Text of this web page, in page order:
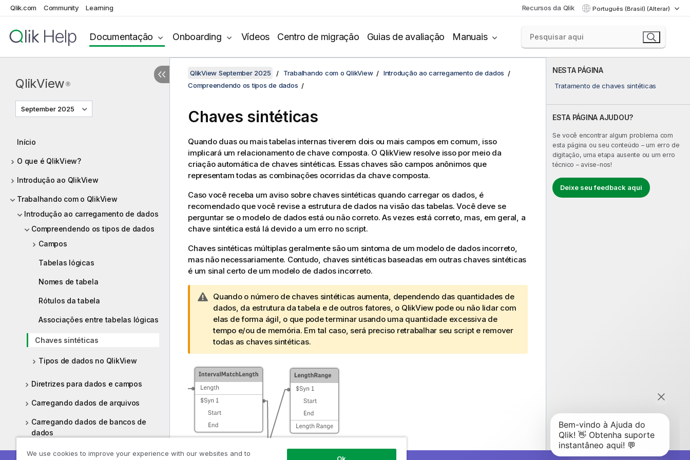
Qlik.com Community Learning Recursos da Qlik Português (Brasil) (Alterar)
Documentação Onboarding Vídeos Centro de migração Guias de avaliação Manuais
QlikView ®
September 2025
Início
O que é QlikView?
Introdução ao QlikView
Trabalhando com o QlikView
Introdução ao carregamento de dados
Compreendendo os tipos de dados
Campos
Tabelas lógicas
Nomes de tabela
Rótulos da tabela
Associações entre tabelas lógicas
Chaves sintéticas
Tipos de dados no QlikView
Diretrizes para dados e campos
Carregando dados de arquivos
Carregando dados de bancos de
dados
Carregando dados de tabelas inline
NESTA PÁGINA
Tratamento de chaves sintéticas
ESTA PÁGINA AJUDOU?
Se você encontrar algum problema com
esta página ou seu conteúdo – um erro de
digitação, uma etapa ausente ou um erro
técnico – avise-nos!
Deixe seu feedback aqui
QlikView September 2025 Trabalhando com o QlikView
Introdução ao carregamento de dados
Compreendendo os tipos de dados
Chaves sintéticas
Quando duas ou mais tabelas internas tiverem dois ou mais campos em comum, isso
implicará um relacionamento de chave composta. O QlikViewresolve isso por meio da
criação automática de chaves sintéticas. Essas chaves são campos anônimos que
representam todas as combinações ocorridas da chave composta.
Caso você receba um aviso sobre chaves sintéticas quando carregar os dados, é
recomendado que você revise a estrutura de dados na visão das tabelas. Você deve se
perguntar se o modelo de dados está ou não correto. As vezes está correto, mas, em geral, a
chave sintética está lá devido a um erro no script.
Chaves sintéticas múltiplas geralmente são um sintoma de um modelo de dados incorreto,
mas não necessariamente. Contudo, chaves sintéticas baseadas em outras chaves sintéticas
é um sinal certo de um modelo de dados incorreto.
N
o
t
a
d
e
a
d
v
e
r
ê
c
Quando o número de chaves sintéticas aumenta, dependendo das quantidades de
dados, da estrutura da tabela e de outros fatores, o QlikViewpode ou não lidar com
elas de forma ágil, o que pode terminar usando uma quantidade excessiva de
tempo e/ou de memória. Em tal caso, será preciso retrabalhar seu script e remover
todas as chaves sintéticas.
We use cookies to improve your experience with our websites and to